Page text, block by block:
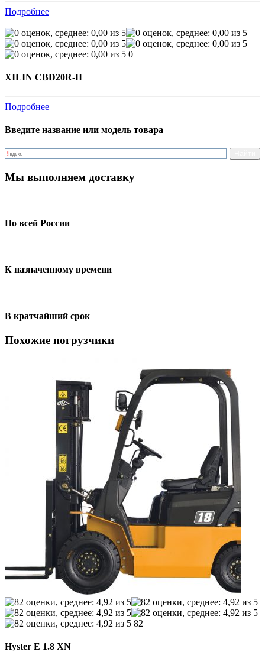
Подробнее
0
XILIN CBD20R-II
Подробнее
Введите название или модель товара
Мы выполняем доставку
По всей России
К назначенному времени
В кратчайший срок
Похожие погрузчики
82
Hyster E 1.8 XN